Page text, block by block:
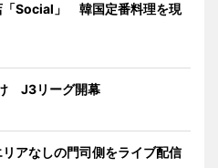
「Social」 韓国定番料理を現
J3リーグ開幕
アなしの門司側をライブ配信